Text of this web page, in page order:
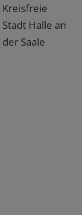
Kreisfreie
Stadt Halle an
der Saale